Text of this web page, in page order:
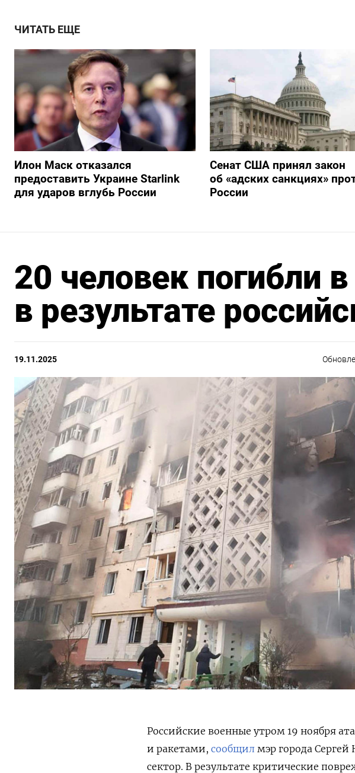
ЧИТАТЬ ЕЩЕ
Илон Маск отказался
предоставить Украине Starlink
для ударов вглубь России
Сенат США принял закон
об «адских санкциях»
России
20 человек погибли
в результате
19.11.2025
Российские военные утром 19 ноября
и ракетами, сообщил мэр города Сергей
сектор. В результате критические